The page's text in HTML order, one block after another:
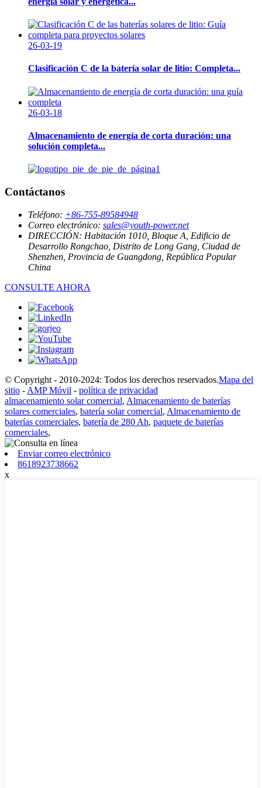
26-03-19
Clasificación C de la batería solar de litio: Completa...
26-03-18
Almacenamiento de energía de corta duración: una
solución completa...
Contáctanos
Teléfono: +86-755-89584948
Correo electrónico: sales@youth-power.net
DIRECCIÓN: Habitación 1010, Bloque A, Edificio de
Desarrollo Rongchao, Distrito de Long Gang, Ciudad de
Shenzhen, Provincia de Guangdong, República Popular
China
CONSULTE AHORA
© Copyright - 2010-2024: Todos los derechos reservados.Mapa del
sitio - AMP Móvil - política de privacidad
almacenamiento solar comercial, Almacenamiento de baterías
solares comerciales, batería solar comercial, Almacenamiento de
baterías comerciales, batería de 280 Ah, paquete de baterías
comerciales,
Enviar correo electrónico
8618923738662
x